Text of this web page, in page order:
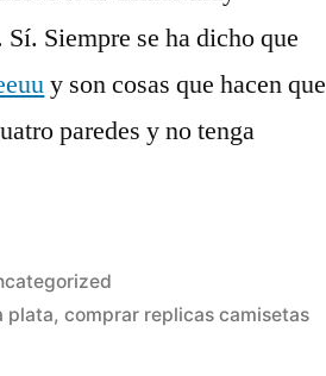
Siempre se ha dicho que
y son cosas que hacen que
paredes y no tenga
plata,comprar replicas camisetas